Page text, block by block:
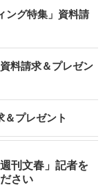
ング特集」資料請
料請求＆プレゼン
＆プレゼント
刊文春」記者を
さい